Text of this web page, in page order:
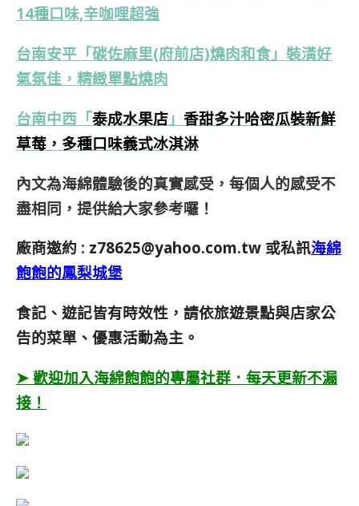
14種口味,辛咖哩超強
台南安平「碳佐麻里(府前店)燒肉和食」裝潢好
氣氛佳，精緻單點燒肉
台南中西 「泰成水果店 」 香甜多汁哈密瓜裝新鮮
草莓，多種口味義式冰淇淋
內文為海綿體驗後的真實感受，每個人的感受不
盡相同，提供給大家參考囉！
廠商邀約 : z78625@yahoo.com.tw 或私訊海綿
飽飽的鳳梨城堡
食記、遊記皆有時效性，請依旅遊景點與店家公
告的菜單、優惠活動為主。
➤ 歡迎加入海綿飽飽的專屬社群．每天更新不漏
接！